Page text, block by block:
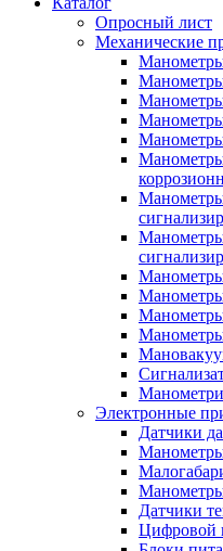
Опросный лист
Механические
Электронные
Датчики
Датчики
Цифровой